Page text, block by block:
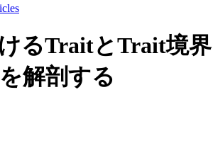
るTraitとTrait境界
解剖する